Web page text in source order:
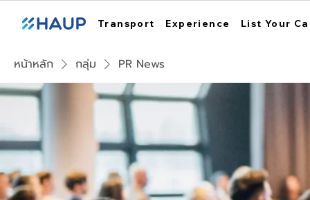
Transport Experience List Your
หน้าหลัก กลุ่ม PR News